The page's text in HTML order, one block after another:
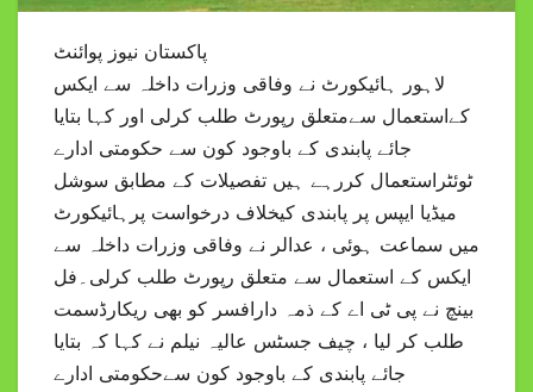
پاکستان نیوز پوائنٹ
لاہور ہائیکورٹ نے وفاقی وزرات داخلہ سے ایکس
کےاستعمال سےمتعلق رپورٹ طلب کرلی اور کہا بتایا
جائے پابندی کے باوجود کون سے حکومتی ادارے
ٹوئٹراستعمال کررہے ہیں تفصیلات کے مطابق سوشل
میڈیا ایپس پر پابندی کیخلاف درخواست پرہائیکورٹ
میں سماعت ہوئی ، عدالر نے وفاقی وزرات داخلہ سے
ایکس کے استعمال سے متعلق رپورٹ طلب کرلی۔فل
بینچ نے پی ٹی اے کے ذمہ دارافسر کو بھی ریکارڈسمت
طلب کر لیا ، چیف جسٹس عالیہ نیلم نے کہا کہ بتایا
جائے پابندی کے باوجود کون سےحکومتی ادارے